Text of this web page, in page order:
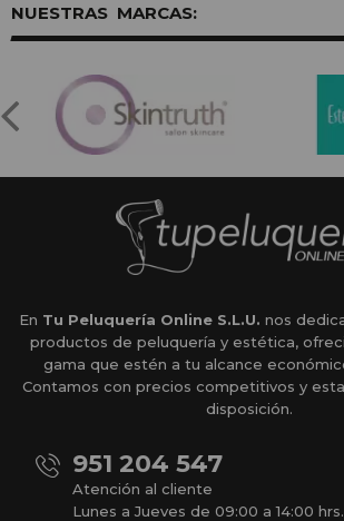
MARCAS:
En Tu Peluquería Online S.L.U. nos
productos de peluquería y estética,
gama que estén a tu alcance
Contamos con precios competitivos y
disposición.
951 204 547
Atención al cliente
Lunes a Jueves de 09:00 a 14:00 hrs.